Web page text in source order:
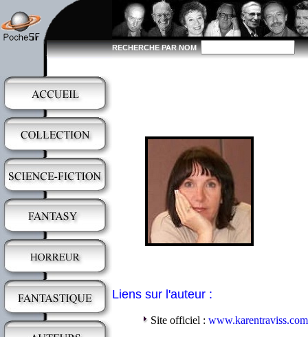
RECHERCHE PAR NOM
Liens sur l'auteur :
Site officiel : www.karentraviss.com